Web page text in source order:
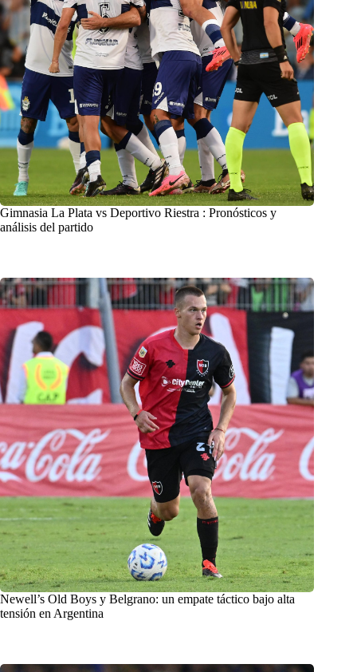
Gimnasia La Plata vs Deportivo Riestra : Pronósticos y
análisis del partido
Newell’s Old Boys y Belgrano: un empate táctico bajo alta
tensión en Argentina